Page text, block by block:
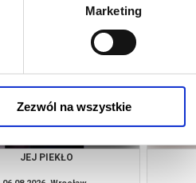
Marketing
Zezwól na wszystkie
kup bilet
JEJ PIEKŁO